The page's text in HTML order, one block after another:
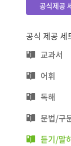
공식제공
공식 제공 세
교과서
어휘
독해
문법/구
듣기/말